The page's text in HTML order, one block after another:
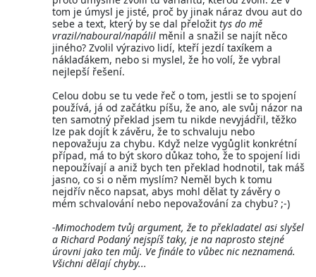
tom je úmysl je jisté, proč by jinak náraz dvou aut do
sebe a text, který by se dal přeložit tys do mě
vrazil/naboural/napálil měnil a snažil se najít něco
jiného? Zvolil výrazivo lidí, kteří jezdí taxíkem a
náklaďákem, nebo si myslel, že ho volí, že vybral
nejlepší řešení.
Celou dobu se tu vede řeč o tom, jestli se to spojení
používá, já od začátku píšu, že ano, ale svůj názor na
ten samotný překlad jsem tu nikde nevyjádřil, těžko
lze pak dojít k závěru, že to schvaluju nebo
nepovažuju za chybu. Když nelze vygůglit konkrétní
případ, má to být skoro důkaz toho, že to spojení lidi
nepoužívají a aniž bych ten překlad hodnotil, tak máš
jasno, co si o něm myslím? Neměl bych k tomu
nejdřív něco napsat, abys mohl dělat ty závěry o
mém schvalování nebo nepovažování za chybu? ;-)
-Mimochodem tvůj argument, že to překladatel asi slyšel
a Richard Podaný nejspíš taky, je na naprosto stejné
úrovni jako ten můj. Ve finále to vůbec nic neznamená.
Všichni dělají chyby...